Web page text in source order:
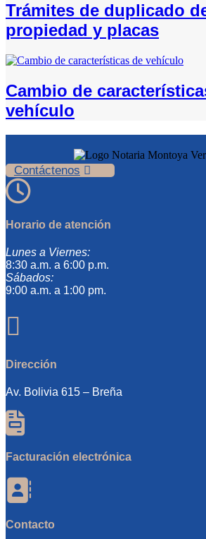
Trámites de duplicado
propiedad y placas
Cambio de
vehículo
Contáctenos

Horario de atención
Lunes a Viernes:
8:30 a.m. a 6:00 p.m.
Sábados:
9:00 a.m. a 1:00 pm.

Dirección
Av. Bolivia 615 – Breña

Facturación electrónica

Contacto